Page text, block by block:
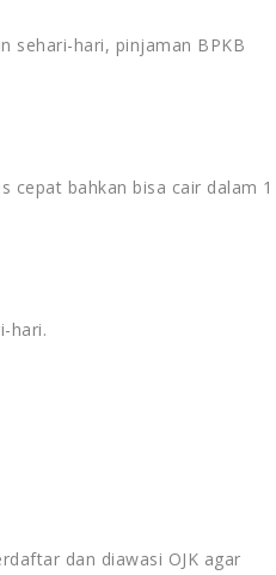
sehari-hari, pinjaman BPKB
cepat bahkan bisa cair dalam 1
hari.
dan diawasi OJK agar